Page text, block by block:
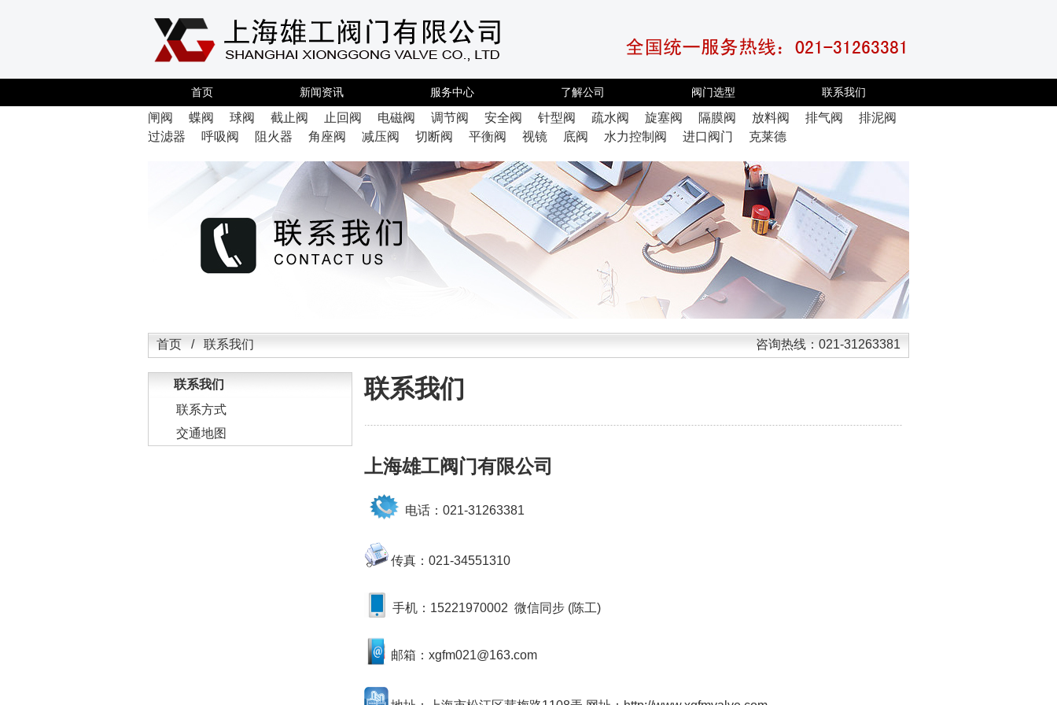
首页 新闻资讯 服务中心 了解公司 阀门选型 联系我们
闸阀 蝶阀 球阀 截止阀 止回阀 电磁阀 调节阀 安全阀 针型阀 疏水阀 旋塞阀 隔膜阀 放料阀 排气阀
排泥阀
过滤器
呼吸阀 阻火器 角座阀 减压阀 切断阀 平衡阀 视镜 底阀 水力控制阀 进口阀门 克莱德
首页 / 联系我们 咨询热线：021-31263381
联系我们
联系方式
交通地图
联系我们
上海雄工阀门有限公司
电话： 021-31263381
传真：021-34551310
手机： 15221970002 微信同步 (陈工)
邮箱： xgfm021@163.com